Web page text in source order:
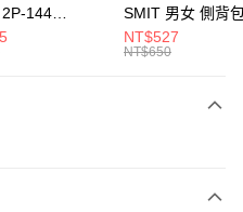
。
免運費
144
男女 短統襪
SMIT 男女 側背
BA5871010
NT$527
NT$650